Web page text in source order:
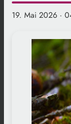
19. Mai 2026 ·